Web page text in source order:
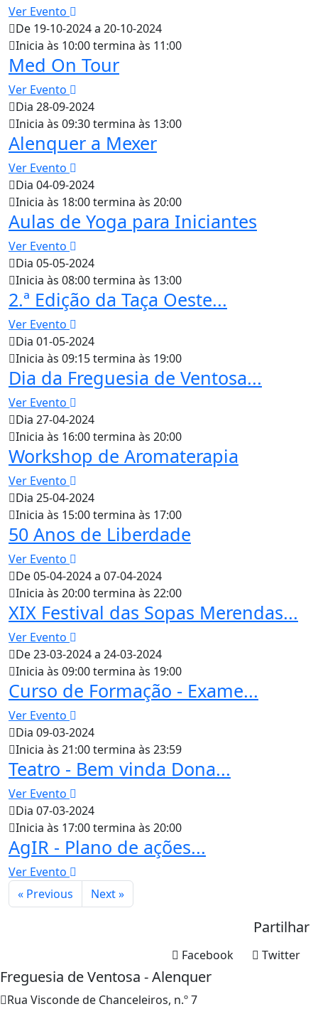
Ver Evento
De 19-10-2024 a 20-10-2024
Inicia às 10:00 termina às 11:00
Med On Tour
Ver Evento
Dia 28-09-2024
Inicia às 09:30 termina às 13:00
Alenquer a Mexer
Ver Evento
Dia 04-09-2024
Inicia às 18:00 termina às 20:00
Aulas de Yoga para Iniciantes
Ver Evento
Dia 05-05-2024
Inicia às 08:00 termina às 13:00
2.ª Edição da Taça Oeste...
Ver Evento
Dia 01-05-2024
Inicia às 09:15 termina às 19:00
Dia da Freguesia de Ventosa...
Ver Evento
Dia 27-04-2024
Inicia às 16:00 termina às 20:00
Workshop de Aromaterapia
Ver Evento
Dia 25-04-2024
Inicia às 15:00 termina às 17:00
50 Anos de Liberdade
Ver Evento
De 05-04-2024 a 07-04-2024
Inicia às 20:00 termina às 22:00
XIX Festival das Sopas Merendas...
Ver Evento
De 23-03-2024 a 24-03-2024
Inicia às 09:00 termina às 19:00
Curso de Formação - Exame...
Ver Evento
Dia 09-03-2024
Inicia às 21:00 termina às 23:59
Teatro - Bem vinda Dona...
Ver Evento
Dia 07-03-2024
Inicia às 17:00 termina às 20:00
AgIR - Plano de ações...
Ver Evento
« Previous
Next »
Partilhar
Twitter
Facebook
Freguesia de Ventosa - Alenquer
Rua Visconde de Chanceleiros, n.º 7